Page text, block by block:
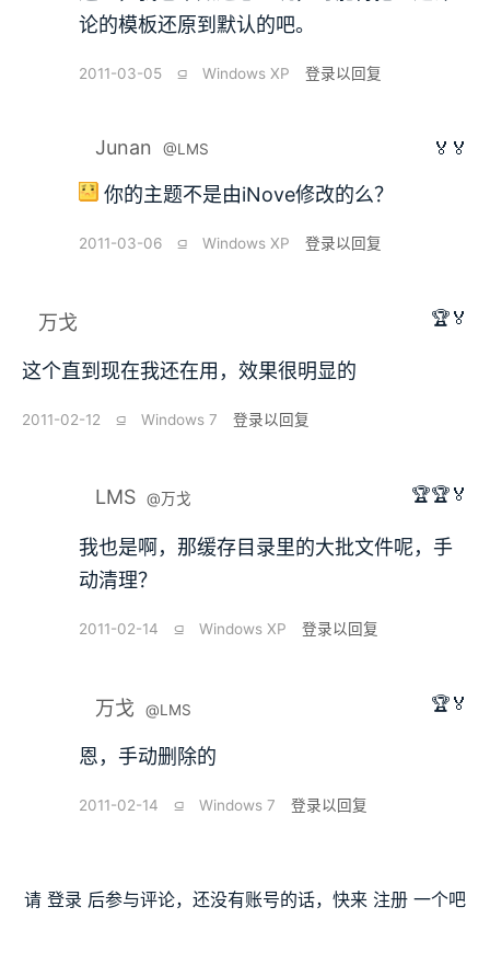
论的模板还原到默认的吧。
2011-03-05 ⫑ Windows XP 登录以回复
Junan @LMS 🏅🏅
你的主题不是由iNove修改的么？
2011-03-06 ⫑ Windows XP 登录以回复
万戈 🏆🏅
这个直到现在我还在用，效果很明显的
2011-02-12 ⫑ Windows 7 登录以回复
LMS @万戈 🏆🏆🏅
我也是啊，那缓存目录里的大批文件呢，手
动清理？
2011-02-14 ⫑ Windows XP 登录以回复
万戈 @LMS 🏆🏅
恩，手动删除的
2011-02-14 ⫑ Windows 7 登录以回复
请 登录 后参与评论，还没有账号的话，快来 注册 一个吧